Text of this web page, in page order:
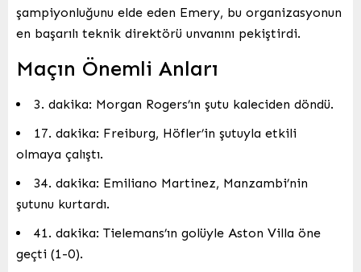
şampiyonluğunu elde eden Emery, bu organizasyonun
en başarılı teknik direktörü unvanını pekiştirdi.
Maçın Önemli Anları
3. dakika: Morgan Rogers’ın şutu kaleciden döndü.
17. dakika: Freiburg, Höfler’in şutuyla etkili
olmaya çalıştı.
34. dakika: Emiliano Martinez, Manzambi’nin
şutunu kurtardı.
41. dakika: Tielemans’ın golüyle Aston Villa öne
geçti (1-0).